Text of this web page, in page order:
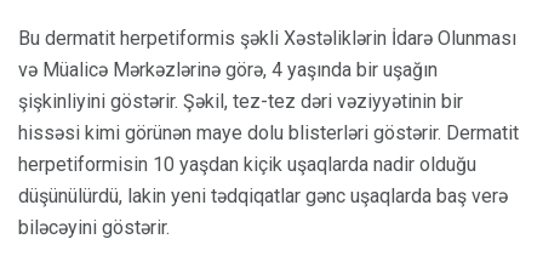
Bu dermatit herpetiformis şəkli Xəstəliklərin İdarə Olunması
və Müalicə Mərkəzlərinə görə, 4 yaşında bir uşağın
şişkinliyini göstərir. Şəkil, tez-tez dəri vəziyyətinin bir
hissəsi kimi görünən maye dolu blisterləri göstərir. Dermatit
herpetiformisin 10 yaşdan kiçik uşaqlarda nadir olduğu
düşünülürdü, lakin yeni tədqiqatlar gənc uşaqlarda baş verə
biləcəyini göstərir.